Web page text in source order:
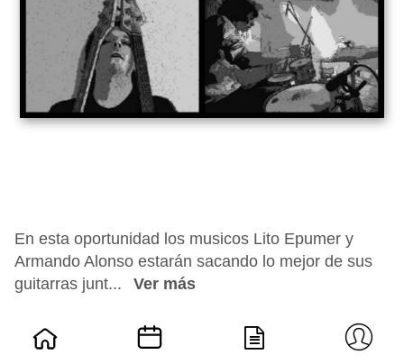
En esta oportunidad los musicos Lito Epumer y
Armando Alonso estarán sacando lo mejor de sus
guitarras junt...
Ver más